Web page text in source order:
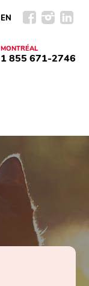
EN
MONTRÉAL
1 855 671-2746